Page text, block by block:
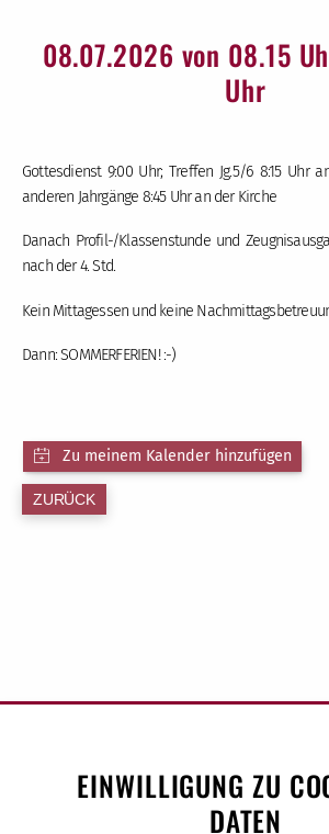
EINWILLIGUNG ZU
DATEN
08.07.2026 von 08.15
Uhr
Gottesdienst 9:00 Uhr; Treffen Jg.5/6 8:15 Uhr
anderen Jahrgänge 8:45 Uhr an der Kirche
Danach Profil-/Klassenstunde und
nach der 4. Std.
Kein Mittagessen und keine
Dann: SOMMERFERIEN! :-)
ZURÜCK